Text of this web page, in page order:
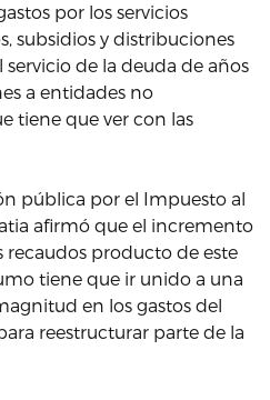
por los servicios
subsidios y distribuciones
de la deuda de años
a entidades no
tiene que ver con las
pública por el Impuesto al
afirmó que el incremento
recaudos producto de este
tiene que ir unido a una
en los gastos del
reestructurar parte de la